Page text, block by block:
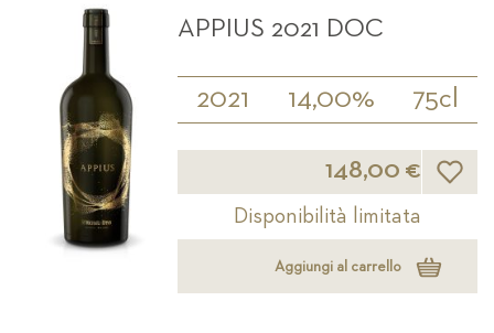
APPIUS 2021 DOC
2021 14,00% 75cl
148,00 € Lista
Disponibilità limitata
Aggiungi al carrello